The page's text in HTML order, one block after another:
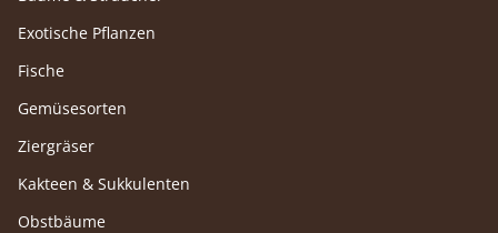
Exotische Pflanzen
Fische
Gemüsesorten
Ziergräser
Kakteen & Sukkulenten
Obstbäume